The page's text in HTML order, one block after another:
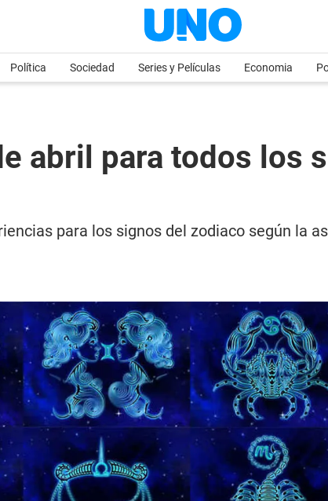
Política Sociedad Series y Películas Economia
abril para todos los
para los signos del zodiaco según la